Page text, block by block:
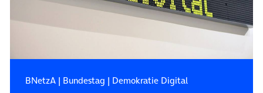
BNetzA| Bundestag | Demokratie Digital